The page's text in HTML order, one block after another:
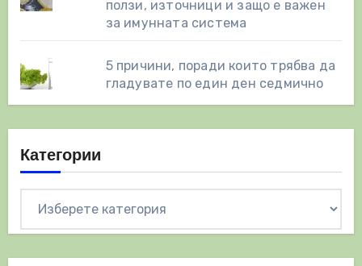
ползи, източници и защо е важен
за имунната система
5 причини, поради които трябва да
гладувате по един ден седмично
Категории